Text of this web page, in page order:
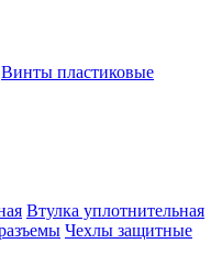
Винты пластиковые
Втулка уплотнительная
Чехлы защитные